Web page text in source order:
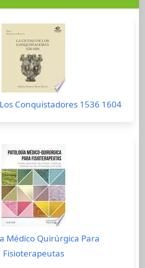
Conquistadores 1536 1604
Médico Quirúrgica Para
Fisioterapeutas